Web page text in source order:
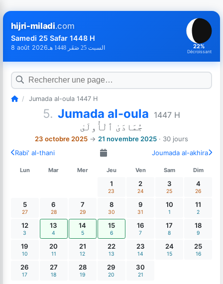
hijri-miladi.com
Samedi 25 Safar 1448 H
8 août 2026 السبت 25 صَفَر 1448 هـ 22%
Décroissant
/ Jumada al-oula 1447 H
5. Jumada al-oula 1447 H
جُمَادَىٰ ٱلْأُولَىٰ
23 octobre 2025 → 21 novembre 2025 · 30 jours
Rabi' al-thani
Joumada al-akhira
Lun Mar Mer Jeu Ven Sam Dim
1
23
2
24
3
25
4
26
5
27
6
28
7
29
8
30
9
31
10
1
11
2
12
3
13
4
14
5
15
6
16
7
17
8
18
9
19
10
20
11
21
12
22
13
23
14
24
15
25
16
26
17
27
18
28
19
29
20
30
21